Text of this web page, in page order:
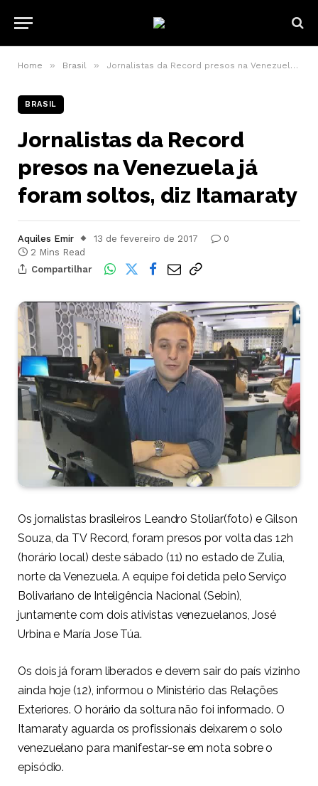
Home » Brasil » Jornalistas da Record presos na Venezuela já foram soltos, diz Itamaraty
BRASIL
Jornalistas da Record
presos na Venezuela já
foram soltos, diz Itamaraty
Aquiles Emir 13 de fevereiro de 2017
0
2 Mins Read
Compartilhar
Os jornalistas brasileiros Leandro Stoliar(foto) e Gilson
Souza, da TV Record, foram presos por volta das 12h
(horário local) deste sábado (11) no estado de Zulia,
norte da Venezuela. A equipe foi detida pelo Serviço
Bolivariano de Inteligência Nacional (Sebin),
juntamente com dois ativistas venezuelanos, José
Urbina e María Jose Túa.
Os dois já foram liberados e devem sair do país vizinho
ainda hoje (12), informou o Ministério das Relações
Exteriores. O horário da soltura não foi informado. O
Itamaraty aguarda os profissionais deixarem o solo
venezuelano para manifestar-se em nota sobre o
episódio.